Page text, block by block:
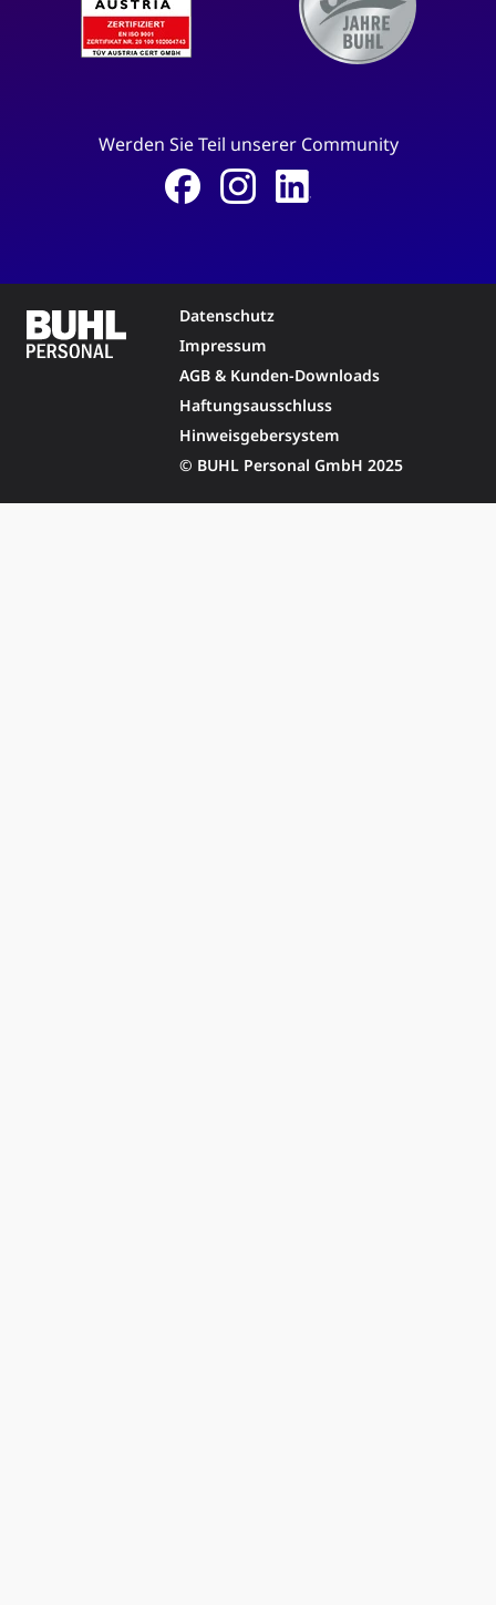
Werden Sie Teil unserer Community
Datenschutz
Impressum
AGB & Kunden-Downloads
Haftungsausschluss
Hinweisgebersystem
© BUHL Personal GmbH 2025